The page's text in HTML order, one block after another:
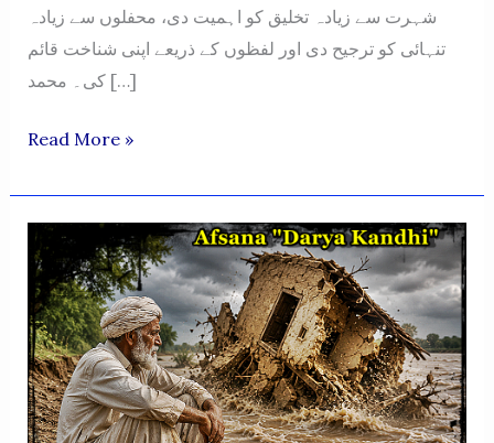
شہرت سے زیادہ تخلیق کو اہمیت دی، محفلوں سے زیادہ
تنہائی کو ترجیح دی اور لفظوں کے ذریعے اپنی شناخت قائم
کی۔ محمد […]
Muhammad
Qureshi
(Zia
Qureshi)
Mianwali
Ke
Saaf
Go
Shaair,
Read More »